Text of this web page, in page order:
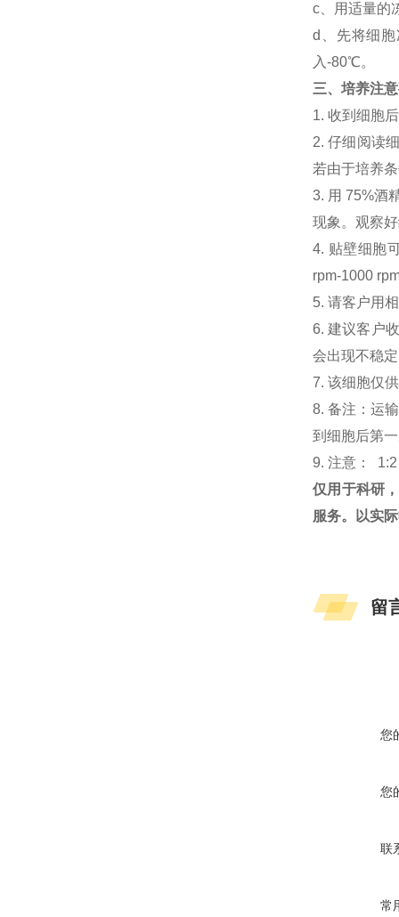
c、用适量的
d、先将细
入-80℃。
三、培养注
1. 收到细胞
2. 仔细阅读
若由于培养
3. 用 75%酒
现象。观察
4. 贴壁细胞
rpm-1000
5. 请客户用
6. 建议客户
会出现不稳
7. 该细胞仅
8. 备注：运
到细胞后第
9. 注意： 1:2
仅用于科研
服务。以实
留
您
您
联
常